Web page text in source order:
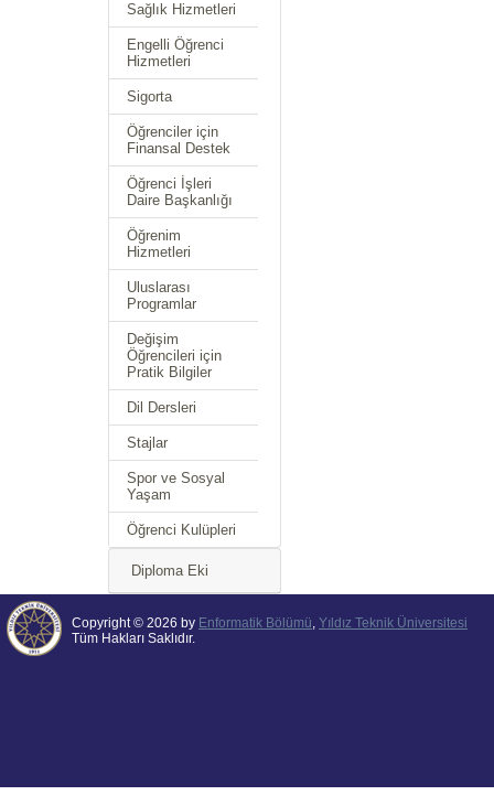
Sağlık Hizmetleri
Engelli Öğrenci
Hizmetleri
Sigorta
Öğrenciler için
Finansal Destek
Öğrenci İşleri
Daire Başkanlığı
Öğrenim
Hizmetleri
Uluslarası
Programlar
Değişim
Öğrencileri için
Pratik Bilgiler
Dil Dersleri
Stajlar
Spor ve Sosyal
Yaşam
Öğrenci Kulüpleri
Diploma Eki
Copyright © 2026 by Enformatik Bölümü, Yıldız Teknik Üniversitesi
Tüm Hakları Saklıdır.